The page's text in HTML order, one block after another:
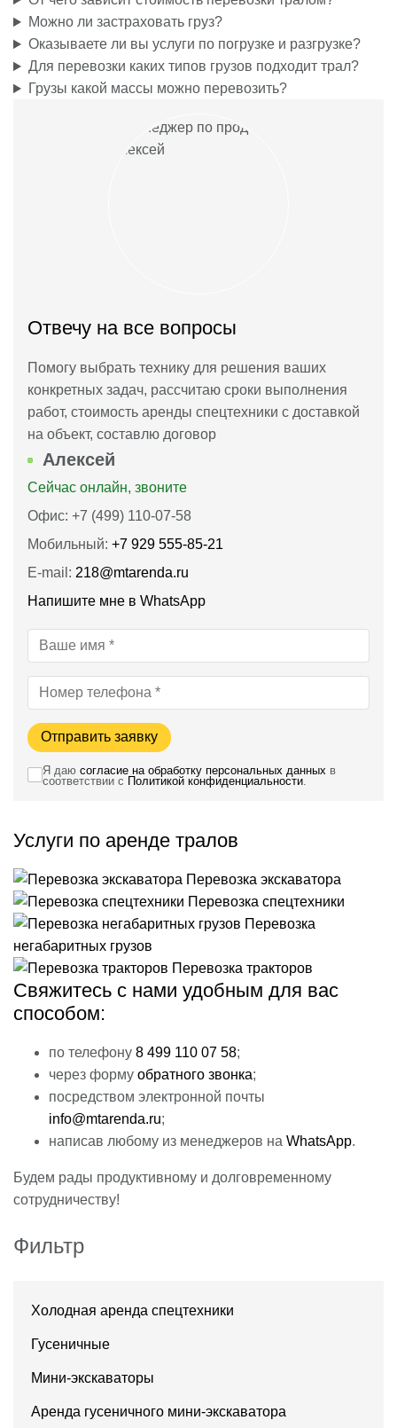
Фильтр
Холодная аренда спецтехники
Гусеничные
Мини-экскаваторы
Аренда гусеничного мини-экскаватора
Можно ли застраховать груз?
Оказываете ли вы услуги по погрузке и разгрузке?
Для перевозки каких типов грузов подходит трал?
Грузы какой массы можно перевозить?
Отвечу на все вопросы
Помогу выбрать технику для решения ваших
конкретных задач, рассчитаю сроки выполнения
работ, стоимость аренды спецтехники с доставкой
на объект, составлю договор
Алексей
Сейчас онлайн, звоните
Офис: +7 (499) 110-07-58
Мобильный: +7 929 555-85-21
E-mail: 218@mtarenda.ru
Напишите мне в WhatsApp
Отправить заявку
Я даю согласие на обработку персональных данных в
соответствии с Политикой конфиденциальности
Услуги по аренде тралов
Перевозка экскаватора
Перевозка спецтехники
Перевозка
негабаритных грузов
Перевозка тракторов
Свяжитесь с нами удобным для вас
способом:
по телефону 8 499 110 07 58;
через форму обратного звонка;
посредством электронной почты
info@mtarenda.ru;
написав любому из менеджеров на WhatsApp.
Будем рады продуктивному и долговременному
сотрудничеству!